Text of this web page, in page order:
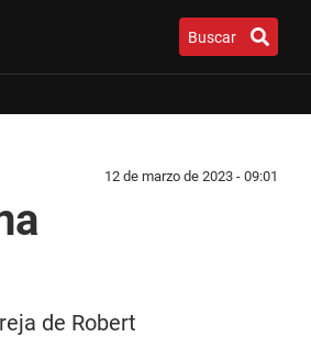
Buscar
12 de marzo de 2023 - 09:01
de Robert